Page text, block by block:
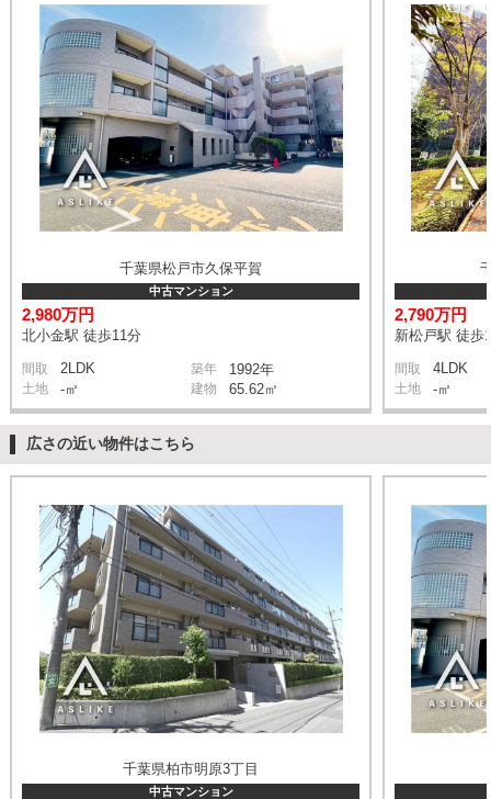
千葉県松戸市久保平賀
中古マンション
2,980万円
北小金駅 徒歩11分
間取 2LDK 築年 1992年
土地 -㎡ 建物 65.62㎡
2,790万円
新松戸駅 徒歩
間取 4LDK
土地 -㎡
広さの近い物件はこちら
千葉県柏市明原3丁目
中古マンション